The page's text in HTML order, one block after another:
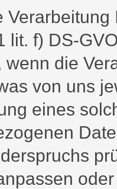
lit. f) DS-
wenn die
von uns
eines